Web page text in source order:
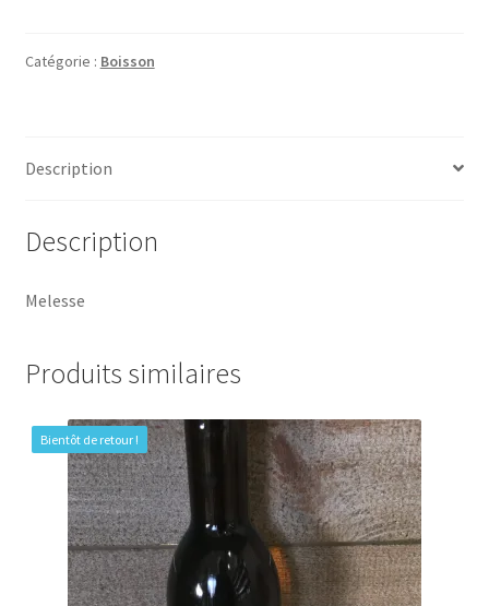
Catégorie : Boisson
Description
Description
Melesse
Produits similaires
Bientôt de retour !